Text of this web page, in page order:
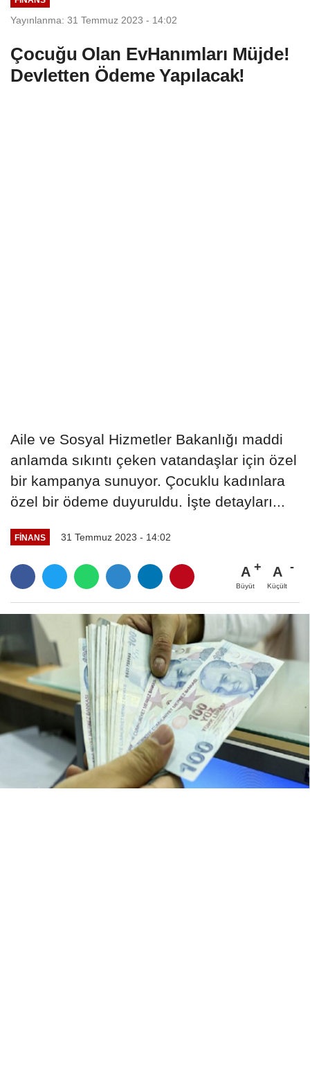
Yayınlanma: 31 Temmuz 2023 - 14:02
Çocuğu Olan EvHanımları Müjde!
Devletten Ödeme Yapılacak!
Aile ve Sosyal Hizmetler Bakanlığı maddi
anlamda sıkıntı çeken vatandaşlar için özel
bir kampanya sunuyor. Çocuklu kadınlara
özel bir ödeme duyuruldu. İşte detayları...
FINANS 31 Temmuz 2023 - 14:02
A
Büyüt
A
Küçült